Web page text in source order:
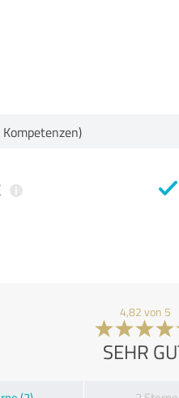
4,82 von 5
SEHR